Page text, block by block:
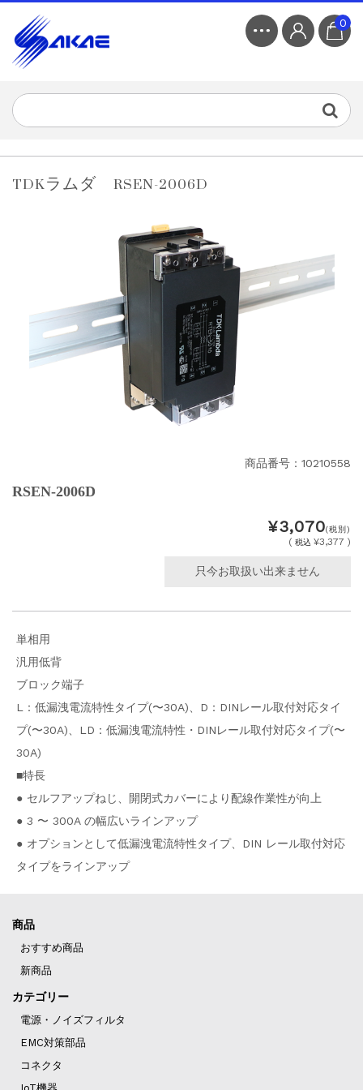
0
TDKラムダ RSEN-2006D
商品番号：10210558
RSEN-2006D
¥3,070(税別)
(税込 ¥3,377 )
只今お取扱い出来ません
単相用
汎用低背
ブロック端子
L：低漏洩電流特性タイプ(〜30A)、D：DINレール取付対応タイ
プ(〜30A)、LD：低漏洩電流特性・DINレール取付対応タイプ(〜
30A)
■特長
● セルフアップねじ、開閉式カバーにより配線作業性が向上
● 3 〜 300A の幅広いラインアップ
● オプションとして低漏洩電流特性タイプ、DIN レール取付対応
タイプをラインアップ
商品
おすすめ商品
新商品
カテゴリー
電源・ノイズフィルタ
EMC対策部品
コネクタ